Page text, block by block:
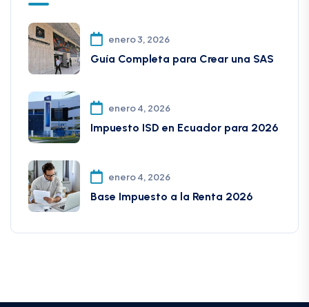
enero 3, 2026
Guía Completa para Crear una SAS
enero 4, 2026
Impuesto ISD en Ecuador para 2026
enero 4, 2026
Base Impuesto a la Renta 2026